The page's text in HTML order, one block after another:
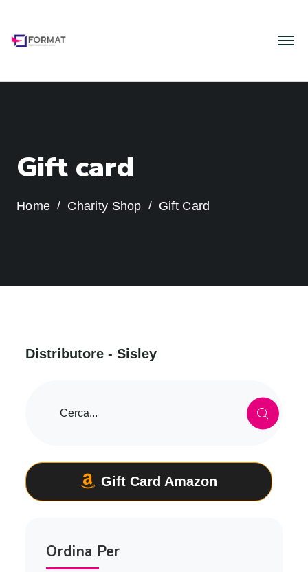
Gift card
Home Charity Shop Gift Card
Distri butore - Sis ley
Gift Card Amazon
Ordina Per